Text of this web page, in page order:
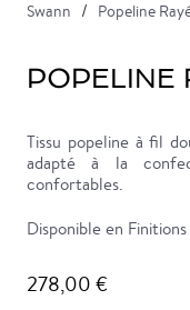
Swann Popeline
POPELINE
Tissu popeline à fil
adapté à la
confortables.
Disponible en
278,00 €